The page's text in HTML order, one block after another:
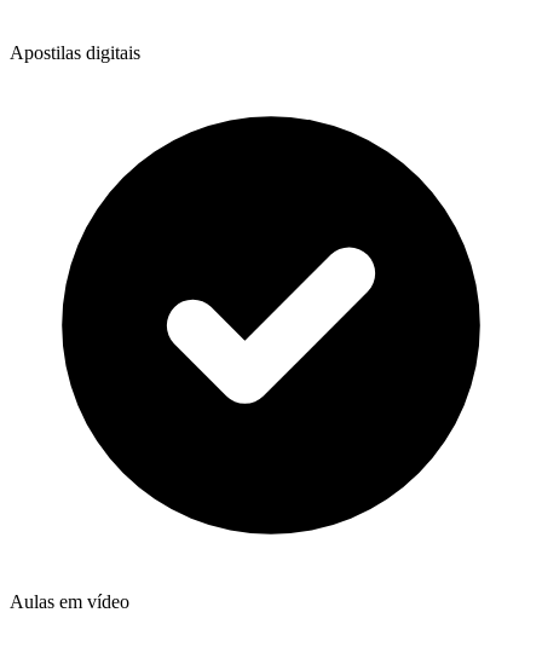
Apostilas digitais
Aulas em vídeo